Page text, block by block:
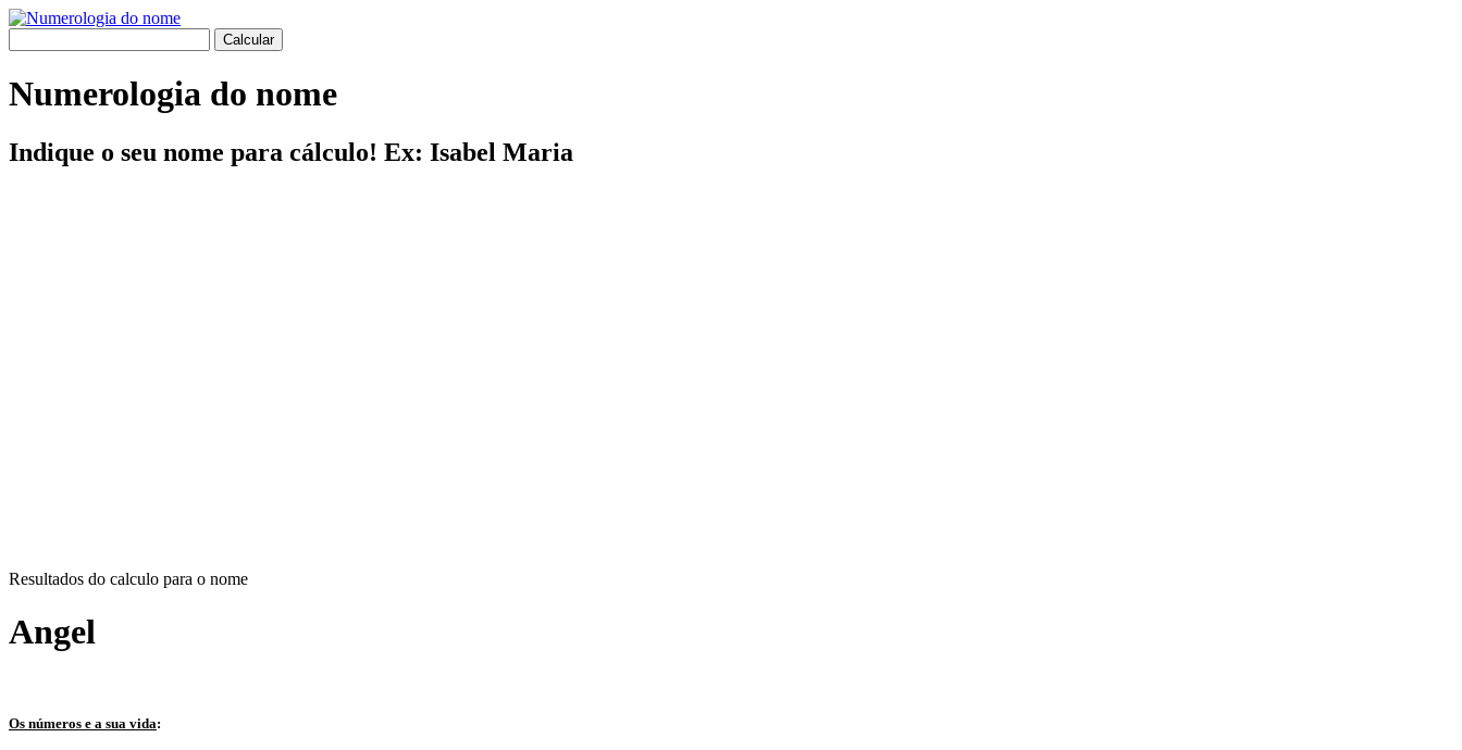
Numerologia do nome
Indique o seu nome para cálculo! Ex: Isabel Maria
Resultados do calculo para o nome
Angel
Os números e a sua vida: